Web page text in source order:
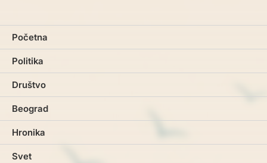
Početna
Politika
Društvo
Beograd
Hronika
Svet